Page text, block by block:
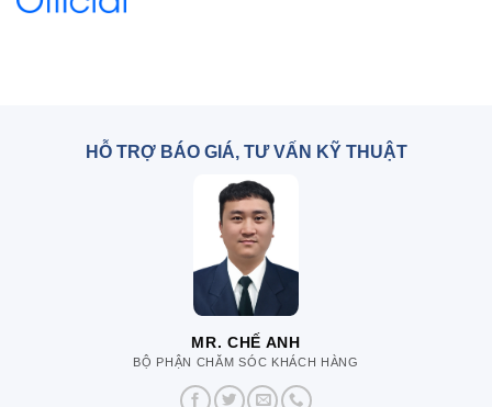
HỖ TRỢ BÁO GIÁ, TƯ VẤN KỸ THUẬT
MR. CHẾ ANH
BỘ PHẬN CHĂM SÓC KHÁCH HÀNG